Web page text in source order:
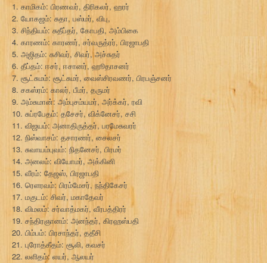
1. காமிகம்: பிரணவர், திரிகலர், ஹரர்
2. யோகஜம்: சுதா, பஸ்மர், விபு,
3. சிந்தியம்: சுதீப்தர், கோபதி, அம்பிகை
4. காரணம்: காரணர், சர்வருத்ரர், பிரஜாபதி
5. அஜிதம்: சுசிவர், சிவர், அச்சுதர்
6. தீப்தம்: ஈசர், ஈசானர், ஹூதாசனர்
7. சூட்சுமம்: சூட்சுமர், வைஸ்சிரவணர், பிரபஞ்சனர்
8. சகஸ்ரம்: காலர், பீமர், தருமர்
9. அம்சுமான்: அம்புசம்யமர், அர்க்கர், ரவி
10. சுப்ரபேதம்: தசேசர், விக்னேசர், சசி
11. விஜயம்: அனாதிருத்தர், பரமேசுவரர்
12. நிஸ்வாசம்: தசாரணர், சைலசர்
13. சுவாயம்புவம்: நிதனேசர், பிரமர்
14. அனலம்: வியோமர், அக்கினி
15. வீரம்: தேஜஸ், பிரஜாபதி
16. ரெளரவம்: பிரம்மேசர், நந்திகேசர்
17. மகுடம்: சிவர், மகாதேவர்
18. விமலம்: சர்வாத்மகர், வீரபத்திரர்
19. சந்திரஞானம்: அனந்தர், கிரஹஸ்பதி
20. பிம்பம்: பிரசாந்தர், ததீசி
21. புரோத்கீதம்: சூலி, கவசர்
22. லளிதம்: லயர், ஆலயர்